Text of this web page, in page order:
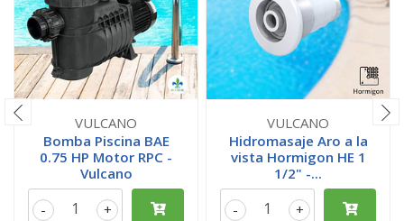
VULCANO
Bomba Piscina BAE
0.75 HP Motor RPC -
Vulcano
+
-
VULCANO
Hidromasaje Aro a la
vista Hormigon HE 1
1/2" -...
+
-